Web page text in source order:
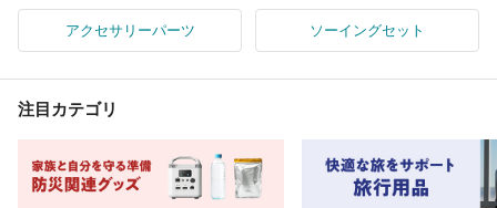
アクセサリーパーツ ソーイングセット
注目カテゴリ